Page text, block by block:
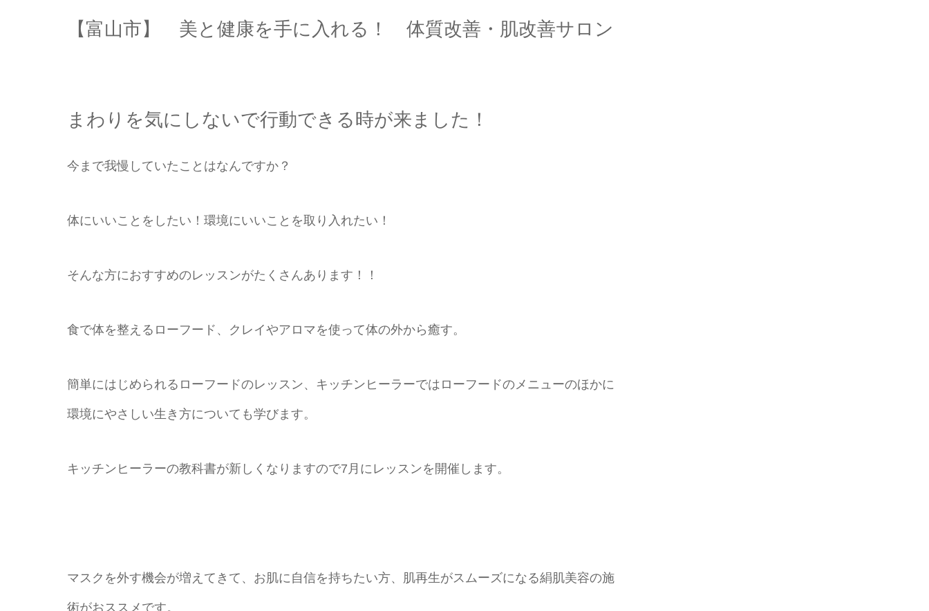
【富山市】 美と健康を手に入れる！ 体質改善・肌改善サロン
まわりを気にしないで行動できる時が来ました！
今まで我慢していたことはなんですか？
体にいいことをしたい！環境にいいことを取り入れたい！
そんな方におすすめのレッスンがたくさんあります！！
食で体を整えるローフード、クレイやアロマを使って体の外から癒す。
簡単にはじめられるローフードのレッスン、キッチンヒーラーではローフードのメニューのほかに
環境にやさしい生き方についても学びます。
キッチンヒーラーの教科書が新しくなりますので7月にレッスンを開催します。
マスクを外す機会が増えてきて、お肌に自信を持ちたい方、肌再生がスムーズになる絹肌美容の施
術がおススメです。